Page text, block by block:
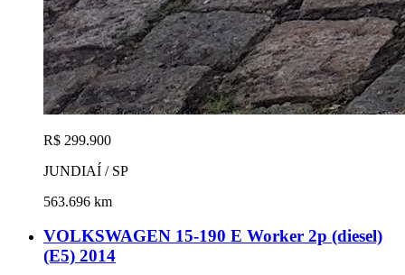
R$ 299.900
JUNDIAÍ / SP
563.696 km
VOLKSWAGEN 15-190 E Worker 2p (diesel)
(E5) 2014